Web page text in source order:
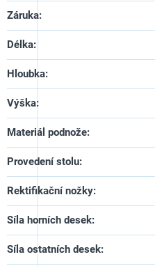
Záruka:
Délka:
Hloubka:
Výška:
Materiál podnože:
Provedení stolu:
Rektifikační nožky:
Síla horních desek:
Síla ostatních desek: